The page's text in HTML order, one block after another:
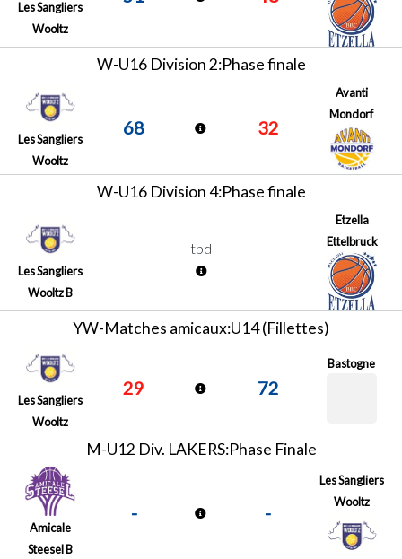
Les Sangliers
Wooltz
W-U16 Division 2:Phase finale
Les Sangliers
Wooltz
68 32
Avanti
Mondorf
W-U16 Division 4:Phase finale
Les Sangliers
Wooltz B
tbd
Etzella
Ettelbruck
YW-Matches amicaux:U14 (Fillettes)
Les Sangliers
Wooltz
29 72
Bastogne
M-U12 Div. LAKERS:Phase Finale
Amicale
Steesel B
- -
Les Sangliers
Wooltz